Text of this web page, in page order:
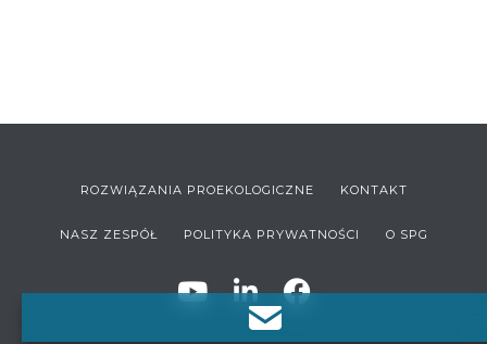
ROZWIĄZANIA PROEKOLOGICZNE KONTAKT
NASZ ZESPÓŁ POLITYKA PRYWATNOŚCI O SPG